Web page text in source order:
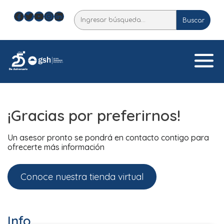
Facebook
Twitter
YouTube
Instagram
LinkedIn
Buscar
Buscar
¡Gracias por preferirnos!
Un asesor pronto se pondrá en contacto contigo para
ofrecerte más información
Conoce nuestra tienda virtual
Info